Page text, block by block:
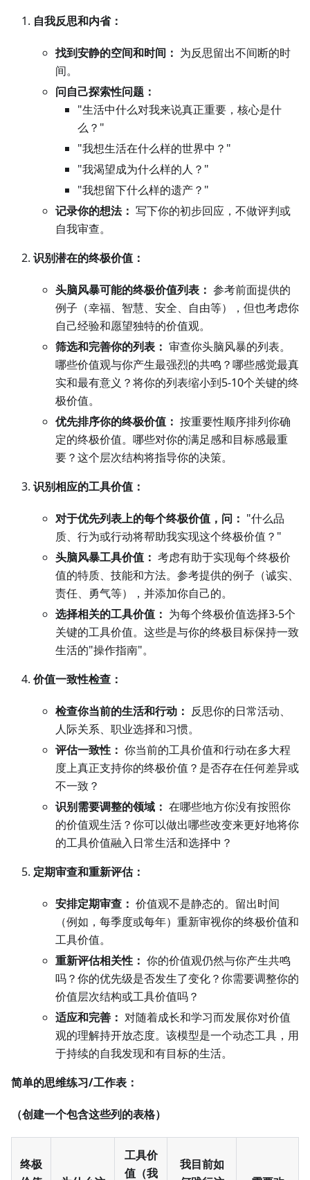
自我反思和内省：
找到安静的空间和时间： 为反思留出不间断的时
间。
问自己探索性问题：
"生活中什么对我来说真正重要，核心是什
么？"
"我想生活在什么样的世界中？"
"我渴望成为什么样的人？"
"我想留下什么样的遗产？"
记录你的想法： 写下你的初步回应，不做评判或
自我审查。
识别潜在的终极价值：
头脑风暴可能的终极价值列表： 参考前面提供的
例子（幸福、智慧、安全、自由等），但也考虑你
自己经验和愿望独特的价值观。
筛选和完善你的列表： 审查你头脑风暴的列表。
哪些价值观与你产生最强烈的共鸣？哪些感觉最真
实和最有意义？将你的列表缩小到5-10个关键的终
极价值。
优先排序你的终极价值： 按重要性顺序排列你确
定的终极价值。哪些对你的满足感和目标感最重
要？这个层次结构将指导你的决策。
识别相应的工具价值：
对于优先列表上的每个终极价值，问： "什么品
质、行为或行动将帮助我实现这个终极价值？"
头脑风暴工具价值： 考虑有助于实现每个终极价
值的特质、技能和方法。参考提供的例子（诚实、
责任、勇气等），并添加你自己的。
选择相关的工具价值： 为每个终极价值选择3-5个
关键的工具价值。这些是与你的终极目标保持一致
生活的"操作指南"。
价值一致性检查：
检查你当前的生活和行动： 反思你的日常活动、
人际关系、职业选择和习惯。
评估一致性： 你当前的工具价值和行动在多大程
度上真正支持你的终极价值？是否存在任何差异或
不一致？
识别需要调整的领域： 在哪些地方你没有按照你
的价值观生活？你可以做出哪些改变来更好地将你
的工具价值融入日常生活和选择中？
定期审查和重新评估：
安排定期审查： 价值观不是静态的。留出时间
（例如，每季度或每年）重新审视你的终极价值和
工具价值。
重新评估相关性： 你的价值观仍然与你产生共鸣
吗？你的优先级是否发生了变化？你需要调整你的
价值层次结构或工具价值吗？
适应和完善： 对随着成长和学习而发展你对价值
观的理解持开放态度。该模型是一个动态工具，用
于持续的自我发现和有目标的生活。
简单的思维练习/工作表：
（创建一个包含这些列的表格）
终极
工具价
值（我
我目前如